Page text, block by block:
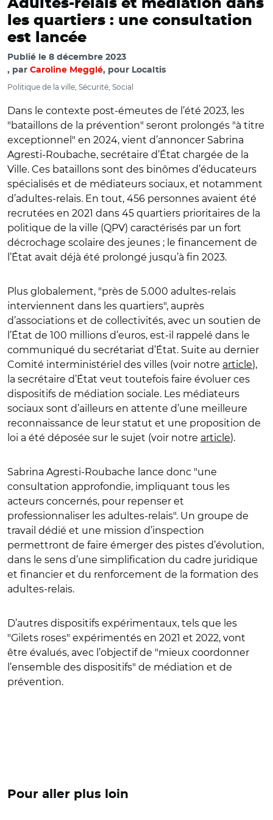
Adultes-relais et médiation dans
les quartiers : une consultation
est lancée
Publié le 8 décembre 2023
par Caroline Megglé, pour Localtis
Politique de la ville, Sécurité, Social
Dans le contexte post-émeutes de l’été 2023, les
"bataillons de la prévention" seront prolongés "à titre
exceptionnel " en 2024, vient d’annoncer Sabrina
Agresti-Roubache, secrétaire d’État chargée de la
Ville. Ces bataillons sont des binômes d’éducateurs
spécialisés et de médiateurs sociaux, et notamment
d’adultes-relais. En tout, 456 personnes avaient été
recrutées en 2021 dans 45 quartiers prioritaires de la
politique de la ville (QPV) caractérisés par un fort
décrochage scolaire des jeunes ; le financement de
l’État avait déjà été prolongé jusqu’à fin 2023.
Plus globalement, "près de 5.000 adultes-relais
interviennent dans les quartiers", auprès
d’associations et de collectivités, avec un soutien de
l’État de 100 millions d’euros, est-il rappelé dans le
communiqué du secrétariat d’État. Suite au dernier
Comité interministériel des villes (voir notre article),
la secrétaire d’État veut toutefois faire évoluer ces
dispositifs de médiation sociale. Les médiateurs
sociaux sont d’ailleurs en attente d’une meilleure
reconnaissance de leur statut et une proposition de
loi a été déposée sur le sujet (voir notre article).
Sabrina Agresti-Roubache lance donc "une
consultation approfondie, impliquant tous les
acteurs concernés, pour repenser et
professionnaliser les adultes-relais". Un groupe de
travail dédié et une mission d’inspection
permettront de faire émerger des pistes d’évolution,
dans le sens d’une simplification du cadre juridique
et financier et du renforcement de la formation des
adultes-relais.
D’autres dispositifs expérimentaux, tels que les
"Gilets roses" expérimentés en 2021 et 2022, vont
être évalués, avec l’objectif de "mieux coordonner
l’ensemble des dispositifs" de médiation et de
prévention.
Pour aller plus loin